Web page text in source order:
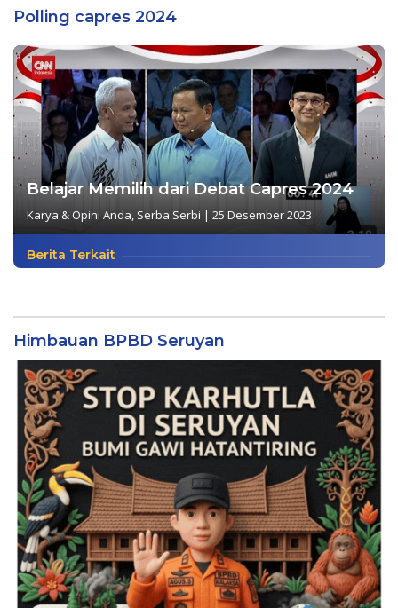
Polling capres 2024
Belajar Memilih dari Debat Capres 2024
Karya & Opini Anda, Serba Serbi | 25 Desember 2023
Berita Terkait
Himbauan BPBD Seruyan